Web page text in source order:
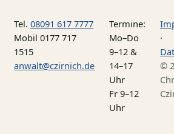
Tel. 08091 617 7777
Mobil 0177 717
1515
anwalt@czirnich.de
Termine:
Mo–Do
9–12 &
14–17
Uhr
Fr 9–12
Uhr
·
©